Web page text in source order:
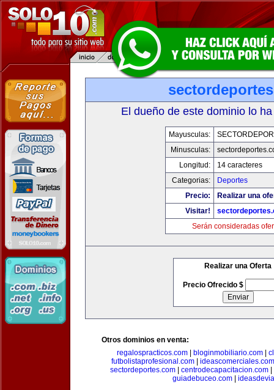
El dueño de este dominio lo
Mayusculas:
Minusculas:
Longitud:
14 caracteres
Categorias:
Deportes
Precio:
Realizar una
Visitar!
Serán consideradas
Realizar una Oferta
Precio Ofrecido $
Otros dominios en venta:
regalospracticos.com| bloginmobiliario.com|
futbolistaprofesional.com
ideascomerciales.com
sectordeportes.com| centrodecapacitacion.com|
guiadebuceo.com|